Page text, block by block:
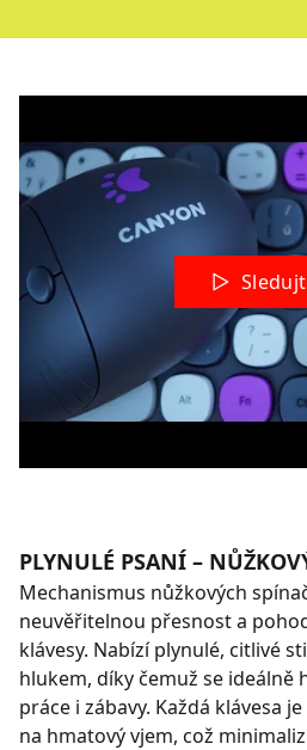
PLYNULÉ PSANÍ –
Mechanismus nůžkových
neuvěřitelnou přesnost a
klávesy. Nabízí plynulé, citlivé
hlukem, díky čemuž se
práce i zábavy. Každá klávesa
na hmatový vjem, což